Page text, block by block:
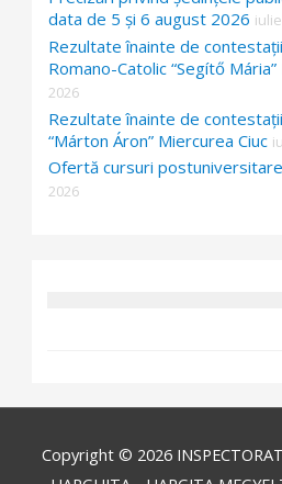
data de 5 și 6 august 2026
Rezultate înainte de
Romano-Catolic “Segítő
2026
Rezultate înainte de
“Márton Áron” Miercurea Ciuc
Ofertă cursuri
2026
Copyright © 2026